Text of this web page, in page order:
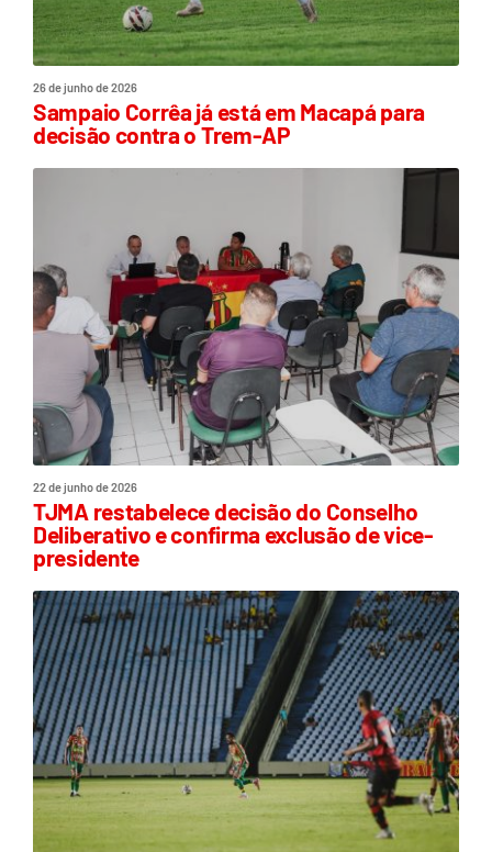
26 de junho de 2026
Sampaio Corrêa já está em Macapá para
decisão contra o Trem-AP
22 de junho de 2026
TJMA restabelece decisão do Conselho
Deliberativo e confirma exclusão de vice-
presidente